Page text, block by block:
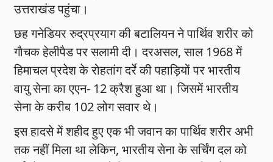
उत्तराखंड पहुंचा।
छह गनेडियर रुद्रप्रयाग की बटालियन ने पार्थिव शरीर को
गाैचक हेलीपैड पर सलामी दी। दरअसल, साल 1968 में
हिमाचल प्रदेश के रोहतांग दर्रे की पहाड़ियों पर भारतीय
वायु सेना का एएन- 12 क्रैश हुआ था। जिसमें भारतीय
सेना के करीब 102 लोग सवार थे।
इस हादसे में शहीद हुए एक भी जवान का पार्थिव शरीर अभी
तक नहीं मिला था लेकिन, भारतीय सेना के सर्चिंग दल को